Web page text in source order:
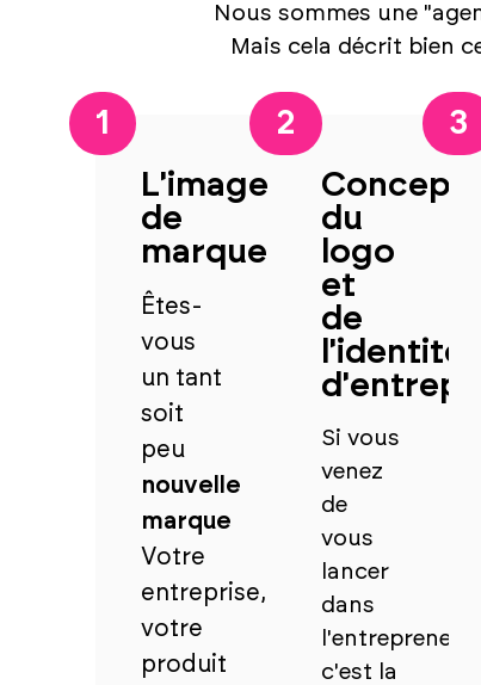
Nous sommes une
Mais cela décrit bien
1
L'image
de
marque
Êtes-
vous
un tant
soit
peu
nouvelle
marque
Votre
entreprise,
votre
produit
2
du
logo
et
de
l'identité
Si vous
venez
de
vous
lancer
dans
c'est la
3